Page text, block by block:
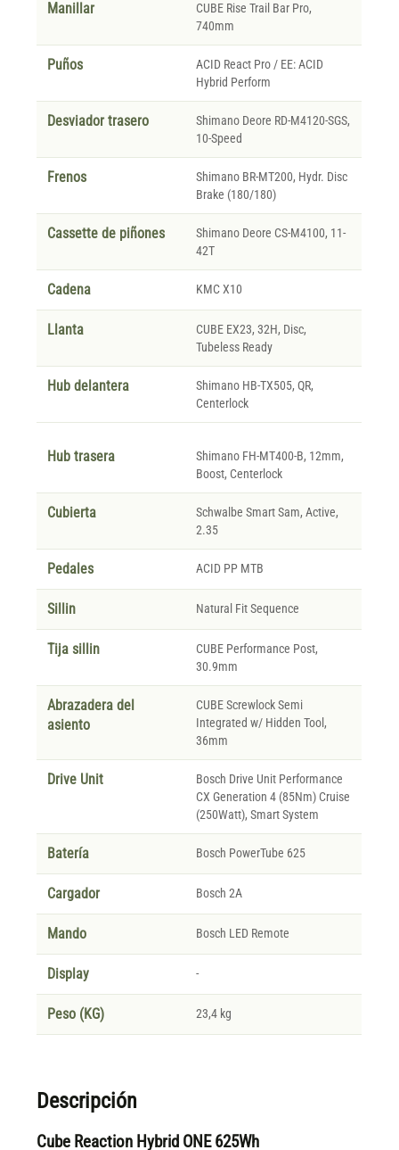
Manillar
CUBE Rise Trail Bar Pro,
740mm
Puños
ACID React Pro / EE: ACID
Hybrid Perform
Desviador trasero
Shimano Deore RD-M4120-SGS,
10-Speed
Frenos
Shimano BR-MT200, Hydr. Disc
Brake (180/180)
Cassette de piñones
Shimano Deore CS-M4100, 11-
42T
Cadena KMC X10
Llanta
CUBE EX23, 32H, Disc,
Tubeless Ready
Hub delantera
Shimano HB-TX505, QR,
Centerlock
Hub trasera
Shimano FH-MT400-B, 12mm,
Boost, Centerlock
Cubierta
Schwalbe Smart Sam, Active,
2.35
Pedales ACID PP MTB
Sillin Natural Fit Sequence
Tija sillin
CUBE Performance Post,
30.9mm
Abrazadera del
asiento
CUBE Screwlock Semi
Integrated w/ Hidden Tool,
36mm
Drive Unit
Bosch Drive Unit Performance
CX Generation 4 (85Nm) Cruise
(250Watt), Smart System
Batería Bosch PowerTube 625
Cargador Bosch 2A
Mando Bosch LED Remote
Display -
Peso (KG) 23,4 kg
Descripción
Cube Reaction Hybrid ONE 625Wh